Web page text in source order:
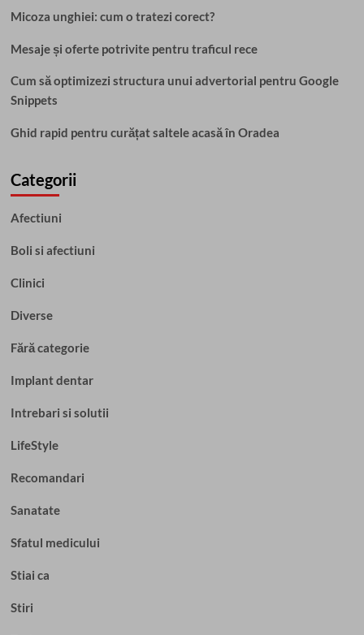
Micoza unghiei: cum o tratezi corect?
Mesaje și oferte potrivite pentru traficul rece
Cum să optimizezi structura unui advertorial pentru Google
Snippets
Ghid rapid pentru curățat saltele acasă în Oradea
Categorii
Afectiuni
Boli si afectiuni
Clinici
Diverse
Fără categorie
Implant dentar
Intrebari si solutii
LifeStyle
Recomandari
Sanatate
Sfatul medicului
Stiai ca
Stiri